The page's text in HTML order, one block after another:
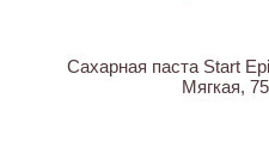
Сахарная паста Start
Мягкая,